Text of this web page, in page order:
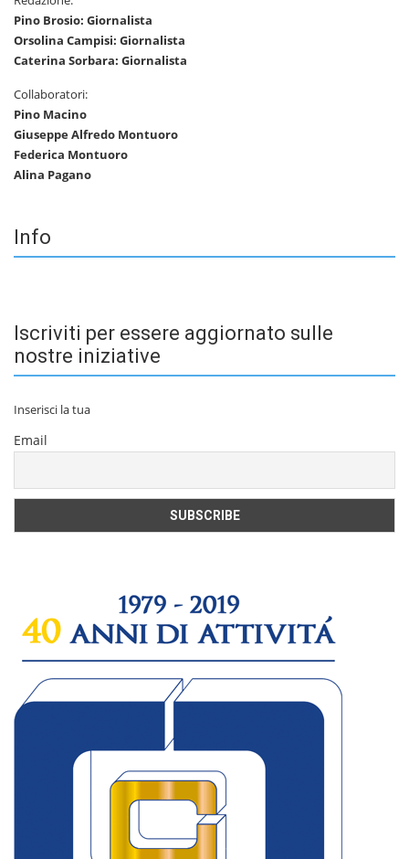
Pino Brosio: Giornalista
Orsolina Campisi: Giornalista
Caterina Sorbara: Giornalista
Collaboratori:
Pino Macino
Giuseppe Alfredo Montuoro
Federica Montuoro
Alina Pagano
Info
Iscriviti per essere aggiornato sulle
nostre iniziative
Inserisci la tua
Email